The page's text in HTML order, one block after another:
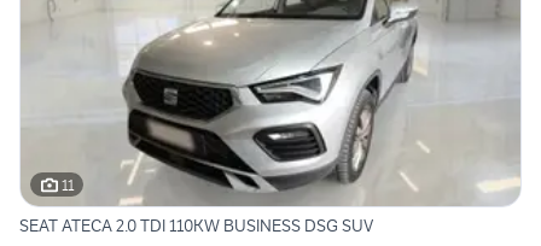
11
SEAT ATECA 2.0 TDI 110KW BUSINESS DSG SUV